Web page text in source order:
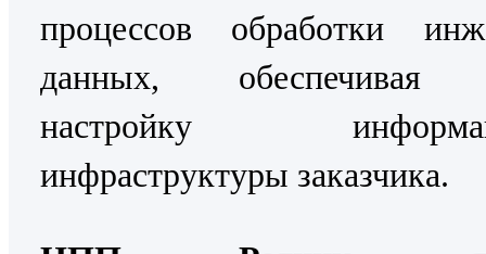
процессов обработки
данных, обеспечивая
настройку
инфраструктуры заказчика.